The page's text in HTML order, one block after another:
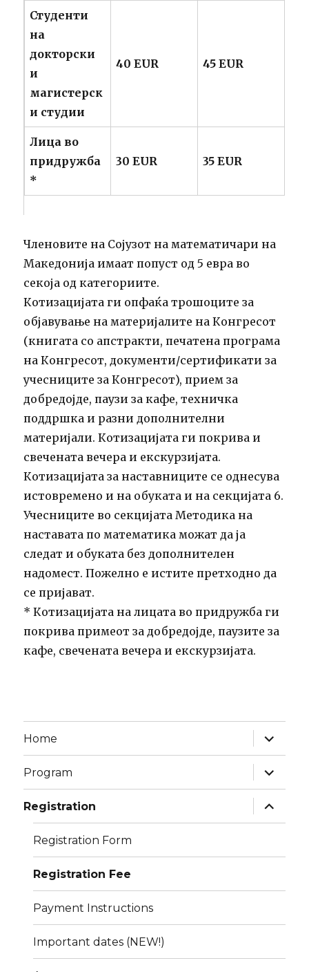
Студенти
на
докторски
и
магистерск
и студии
40 EUR 45 EUR
Лица во
придружба
*
30 EUR 35 EUR
Членовите на Сојузот на математичари на
Македонија имаат попуст од 5 евра во
секоја од категориите.
Котизацијата ги опфаќа трошоците за
објавување на материјалите на Конгресот
(книгата со апстракти, печатена програма
на Конгресот, документи/сертификати за
учесниците за Конгресот), прием за
добредојде, паузи за кафе, техничка
поддршка и разни дополнителни
материјали. Котизацијата ги покрива и
свечената вечера и екскурзијата.
Котизацијата за наставниците се однесува
истовремено и на обуката и на секцијата 6.
Учесниците во секцијата Методика на
наставата по математика можат да ја
следат и обуката без дополнителен
надомест. Пожелно е истите претходно да
се пријават.
* Котизацијата на лицата во придружба ги
покрива примеот за добредојде, паузите за
кафе, свечената вечера и екскурзијата.
Home
expand
child
menu
Program
expand
child
menu
Registration
expand
child
menu
Registration Form
Registration Fee
Payment Instructions
Important dates (NEW!)